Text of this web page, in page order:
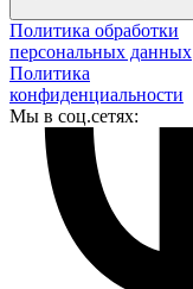
Политика обработки
персональных данных
Политика
конфиденциальности
Мы в соц.сетях: